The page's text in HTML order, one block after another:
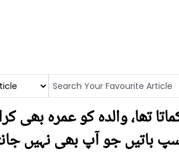
روپے کماتا تھا، والدہ کو
باتیں جو آپ بھی نہیں